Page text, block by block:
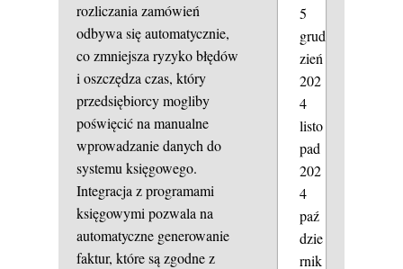
rozliczania zamówień
odbywa się automatycznie,
co zmniejsza ryzyko błędów
i oszczędza czas, który
przedsiębiorcy mogliby
poświęcić na manualne
wprowadzanie danych do
systemu księgowego.
Integracja z programami
księgowymi pozwala na
automatyczne generowanie
faktur, które są zgodne z
5
grud
zień
202
4
listo
pad
202
4
paź
dzie
rnik